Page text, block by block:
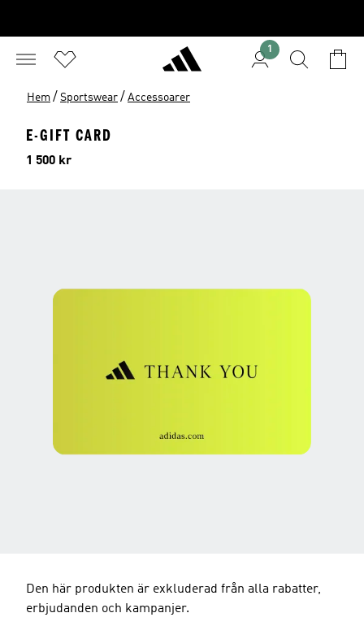
1
Hem / Sportswear / Accessoarer
E-GIFT CARD
Pris
1 500 kr
Den här produkten är exkluderad från alla rabatter,
erbjudanden och kampanjer.